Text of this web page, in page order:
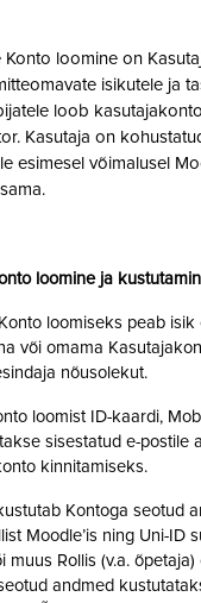
Konto loomine on
isikutele ja
loob
Kasutaja on
esimesel võimalusel
loomine ja
Konto loomiseks peab
või omama
nõusolekut.
loomist ID-kaardi,
sisestatud e-postile
kinnitamiseks.
Kontoga seotud
Moodle’is ning Uni-ID
muus Rollis (v.a. õpetaja)
andmed